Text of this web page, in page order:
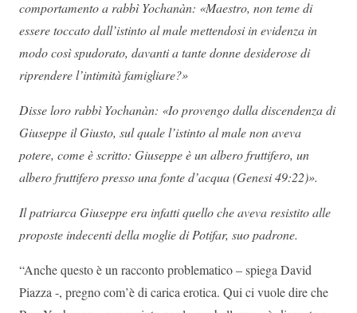
comportamento a rabbì Yochanàn: «Maestro, non teme di
essere toccato dall’istinto al male mettendosi in evidenza in
modo così spudorato, davanti a tante donne desiderose di
riprendere l’intimità famigliare?»
Disse loro rabbì Yochanàn: «Io provengo dalla discendenza di
Giuseppe il Giusto, sul quale l’istinto al male non aveva
potere, come è scritto: Giuseppe è un albero fruttifero, un
albero fruttifero presso una fonte d’acqua (Genesi 49:22)».
Il patriarca Giuseppe era infatti quello che aveva resistito alle
proposte indecenti della moglie di Potifar, suo padrone.
“Anche questo è un racconto problematico – spiega David
Piazza -, pregno com’è di carica erotica. Qui ci vuole dire che